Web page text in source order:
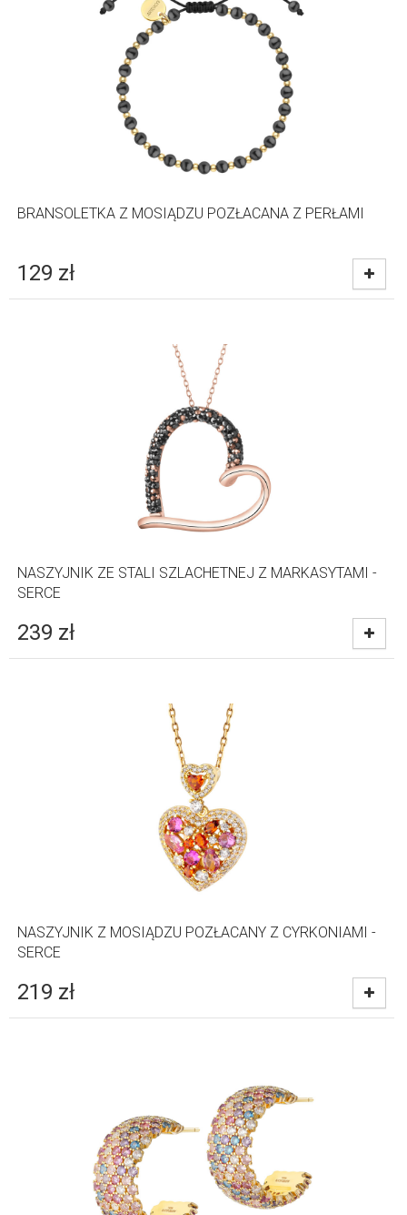
BRANSOLETKA Z MOSIĄDZU POZŁACANA Z PERŁAMI
129 zł
NASZYJNIK ZE STALI SZLACHETNEJ Z MARKASYTAMI -
SERCE
239 zł
NASZYJNIK Z MOSIĄDZU POZŁACANY Z CYRKONIAMI -
SERCE
219 zł